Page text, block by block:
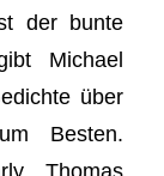
der bunte
Michael
über
Besten.
Thomas